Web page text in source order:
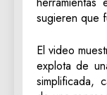
sugieren que
El video
explota de
simplificada,